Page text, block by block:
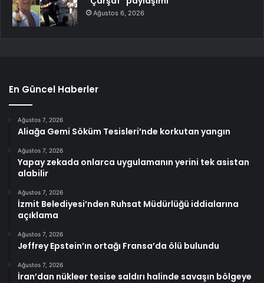
Ağustos 6, 2026
En Güncel Haberler
Ağustos 7, 2026
Aliağa Gemi Söküm Tesisleri’nde korkutan yangın
Ağustos 7, 2026
Yapay zekada onlarca uygulamanın yerini tek asistan
alabilir
Ağustos 7, 2026
İzmit Belediyesi’nden Ruhsat Müdürlüğü iddialarına
açıklama
Ağustos 7, 2026
Jeffrey Epstein’ın ortağı Fransa’da ölü bulundu
Ağustos 7, 2026
İran’dan nükleer tesise saldırı halinde savaşın bölgeye